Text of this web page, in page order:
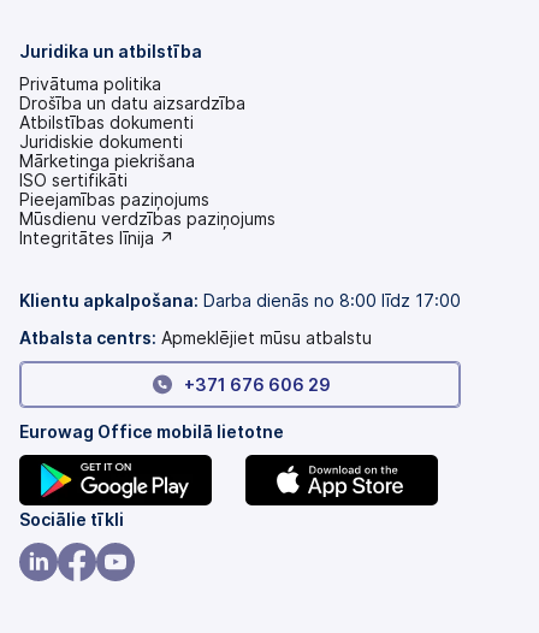
Juridika un atbilstība
Privātuma politika
Drošība un datu aizsardzība
Atbilstības dokumenti
Juridiskie dokumenti
Mārketinga piekrišana
ISO sertifikāti
Pieejamības paziņojums
(tiek
atvērts
Mūsdienu verdzības paziņojums
(tiek
cilnē)
Integritātes līnija ↗
Klientu apkalpošana: Darba dienās no 8:00 līdz 17:00
Atbalsta centrs: Apmeklējiet mūsu atbalstu
+371 676 606 29
Eurowag Office mobilā lietotne
(tiek
atvērts
jaunā
Sociālie tīkli